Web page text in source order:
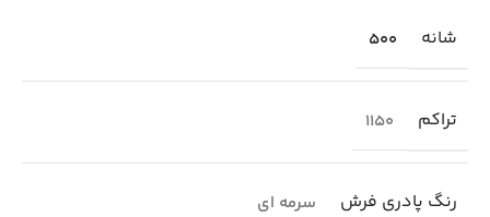
شانه 500
تراکم 1150
رنگ پادری فرش سرمه ای